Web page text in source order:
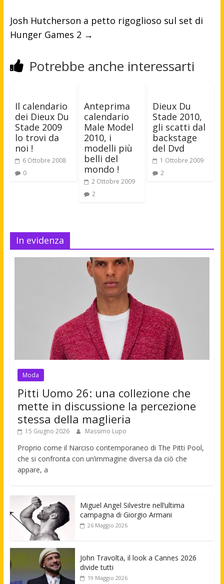
Josh Hutcherson a petto rigoglioso sul set di
Hunger Games 2 →
Potrebbe anche interessarti
Il calendario
dei Dieux Du
Stade 2009
lo trovi da
noi !
6 Ottobre 2008
0
Anteprima
calendario
Male Model
2010, i
modelli più
belli del
mondo !
2 Ottobre 2009
2
Dieux Du
Stade 2010,
gli scatti dal
backstage
del Dvd
1 Ottobre 2009
2
In evidenza
Moda
Pitti Uomo 26: una collezione che
mette in discussione la percezione
stessa della maglieria
15 Giugno 2026 Massimo Lupo
Proprio come il Narciso contemporaneo di The Pitti Pool,
che si confronta con un’immagine diversa da ciò che
appare, a
Miguel Angel Silvestre nell’ultima
campagna di Giorgio Armani
26 Maggio 2026
John Travolta, il look a Cannes 2026
divide tutti
19 Maggio 2026